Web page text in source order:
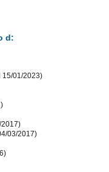
d:
15/01/2023)
2017)
03/2017)